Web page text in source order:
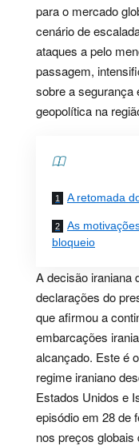
para o mercado
cenário de
ataques a pelo
passagem,
sobre a segurança
geopolítica na
A retomada
As
bloqueio
A decisão iraniana
declarações do
que afirmou a
embarcações
alcançado. Este é
regime iraniano
Estados Unidos e
episódio em 28 de
nos preços globais